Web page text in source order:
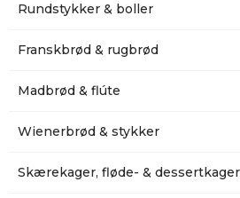
Rundstykker & boller
Franskbrød & rugbrød
Madbrød & flúte
Wienerbrød & stykker
Skærekager, fløde- & dessertkager